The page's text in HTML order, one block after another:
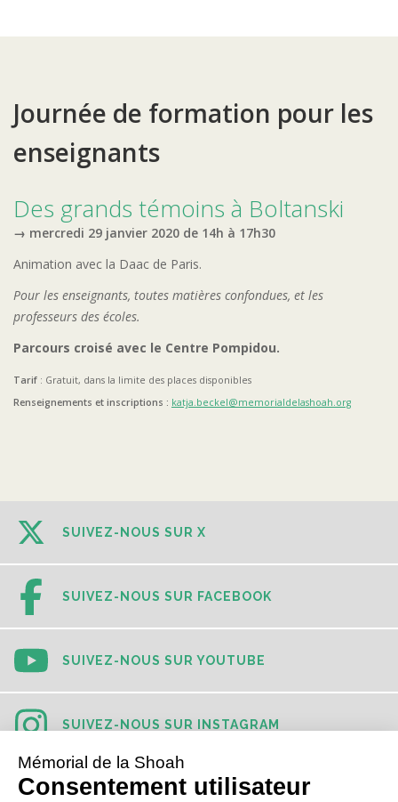
Journée de formation pour les
enseignants
Des grands témoins à Boltanski
→ mercredi 29 janvier 2020 de 14h à 17h30
Animation avec la Daac de Paris.
Pour les enseignants, toutes matières confondues, et les
professeurs des écoles.
Parcours croisé avec le Centre Pompidou.
Tarif : Gratuit, dans la limite des places disponibles
Renseignements et inscriptions : katja.beckel@memorialdelashoah.org
SUIVEZ-NOUS SUR X
SUIVEZ-NOUS SUR FACEBOOK
SUIVEZ-NOUS SUR YOUTUBE
SUIVEZ-NOUS SUR INSTAGRAM
SUIVEZ-NOUS SUR TIKTOK